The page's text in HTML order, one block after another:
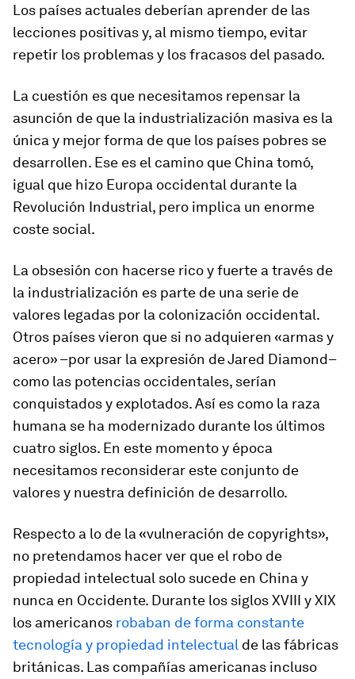
Los países actuales deberían aprender de las
lecciones positivas y, al mismo tiempo, evitar
repetir los problemas y los fracasos del pasado.
La cuestión es que necesitamos repensar la
asunción de que la industrialización masiva es la
única y mejor forma de que los países pobres se
desarrollen. Ese es el camino que China tomó,
igual que hizo Europa occidental durante la
Revolución Industrial, pero implica un enorme
coste social.
La obsesión con hacerse rico y fuerte a través de
la industrialización es parte de una serie de
valores legadas por la colonización occidental.
Otros países vieron que si no adquieren «armas y
acero» –por usar la expresión de Jared Diamond–
como las potencias occidentales, serían
conquistados y explotados. Así es como la raza
humana se ha modernizado durante los últimos
cuatro siglos. En este momento y época
necesitamos reconsiderar este conjunto de
valores y nuestra definición de desarrollo.
Respecto a lo de la «vulneración de copyrights»,
no pretendamos hacer ver que el robo de
propiedad intelectual solo sucede en China y
nunca en Occidente. Durante los siglos XVIII y XIX
los americanos robaban de forma constante
tecnología y propiedad intelectual de las fábricas
británicas. Las compañías americanas incluso